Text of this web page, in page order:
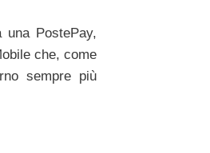
PostePay,
che, come
sempre più